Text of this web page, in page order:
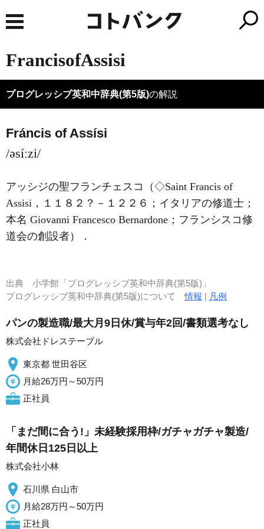
FrancisofAssisi
プログレッシブ英和中辞典(第5版)の解説
Fráncis of Assísi
/əsíːzi/
アッシジの聖フランチェスコ（◇Saint Francis of
Assisi ，１１８２？－１２２６；イタリアの修道士；
本名 Giovanni Francesco Bernardone；フランシスコ修
道会の創設者）
．
出典 小学館「プログレッシブ英和中辞典(第5版)」
プログレッシブ英和中辞典(第5版)について情報 | 凡例
パンの製造職/最大月9日休/賞与年2回/書類選考なし
株式会社ドレステーブル
東京都 世田谷区
月給26万円～50万円
正社員
「まだ間に合う!」未経験採用枠/ガチャガチャ製造/
年間休日125日以上
株式会社小林
石川県 白山市
月給28万円～50万円
正社員